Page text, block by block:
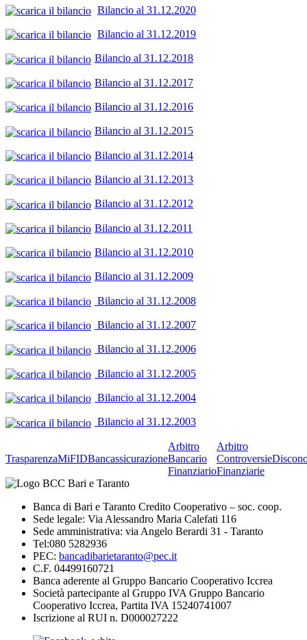
Bilancio al 31.12.2020
Bilancio al 31.12.2019
Bilancio al 31.12.2018
Bilancio al 31.12.2017
Bilancio al 31.12.2016
Bilancio al 31.12.2015
Bilancio al 31.12.2014
Bilancio al 31.12.2013
Bilancio al 31.12.2012
Bilancio al 31.12.2011
Bilancio al 31.12.2010
Bilancio al 31.12.2009
Bilancio al 31.12.2008
Bilancio al 31.12.2007
Bilancio al 31.12.2006
Bilancio al 31.12.2005
Bilancio al 31.12.2004
Bilancio al 31.12.2003
TrasparenzaMiFIDBancassicurazione
Arbitro
Bancario
Finanziario
Arbitro
Controversie
Finanziarie
Banca di Bari e Taranto Credito Cooperativo – soc. coop.
Sede legale: Via Alessandro Maria Calefati 116
Sede amministrativa: via Angelo Berardi 31 - Taranto
Tel:080 5282936
PEC: bancadibarietaranto@pec.it
C.F. 04499160721
Banca aderente al Gruppo Bancario Cooperativo Iccrea
Società partecipante al Gruppo IVA Gruppo Bancario
Cooperativo Iccrea, Partita IVA 15240741007
Iscrizione al RUI n. D000027222